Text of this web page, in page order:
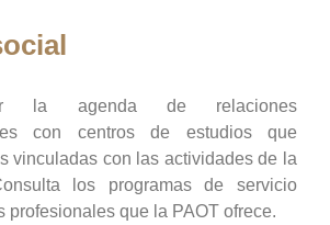
la agenda de relaciones
con centros de estudios que
vinculadas con las actividades de la
los programas de servicio
profesionales que la PAOT ofrece.